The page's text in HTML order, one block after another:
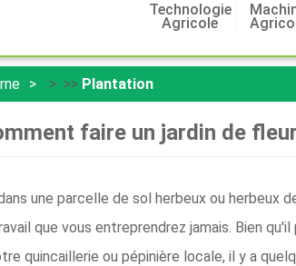
Technologie
Agricole
> >> Plantation
faire un jardin de
une parcelle de sol herbeux ou herbeux
que vous entreprendrez jamais. Bien
quincaillerie ou pépinière locale, il y a